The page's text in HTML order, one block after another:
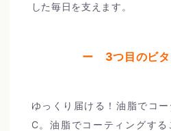
した毎日を支えます。
ー 3つ目のビ
ゆっくり届ける！油脂でコ
C。油脂でコーティングす